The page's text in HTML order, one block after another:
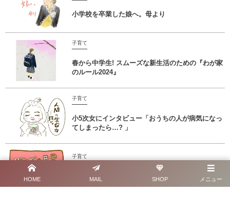
小学校を卒業した娘へ。母より
子育て
春から中学生! スムーズな新生活のための『わが家
のルール2024』
子育て
小5次女にインタビュー「おうちの人が病気になっ
てしまったら…? 」
子育て
ひろみの日常1コマ漫画劇場 メニュー
HOME MAIL SHOP